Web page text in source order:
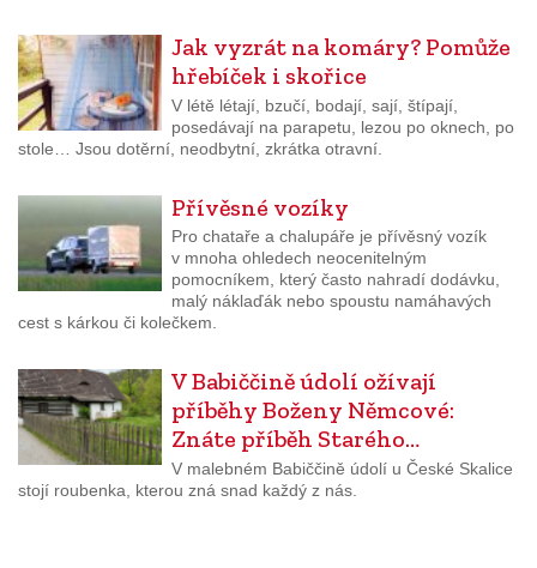
Jak vyzrát na komáry? Pomůže
hřebíček i skořice
V létě létají, bzučí, bodají, sají, štípají,
posedávají na parapetu, lezou po oknech, po
stole… Jsou dotěrní, neodbytní, zkrátka otravní.
Přívěsné vozíky
Pro chataře a chalupáře je přívěsný vozík
v mnoha ohledech neocenitelným
pomocníkem, který často nahradí dodávku,
malý náklaďák nebo spoustu namáhavých
cest s kárkou či kolečkem.
V Babiččině údolí ožívají
příběhy Boženy Němcové:
Znáte příběh Starého…
V malebném Babiččině údolí u České Skalice
stojí roubenka, kterou zná snad každý z nás.